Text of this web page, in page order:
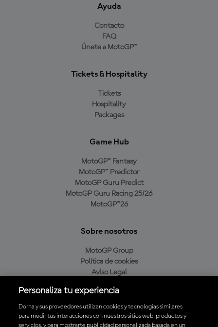
Ayuda
Contacto
FAQ
Únete a MotoGP™
Tickets & Hospitality
Tickets
Hospitality
Packages
Game Hub
MotoGP™ Fantasy
MotoGP™ Predictor
MotoGP Guru Predict
MotoGP Guru Racing 25/26
MotoGP™26
Sobre nosotros
MotoGP Group
Política de cookies
Aviso Legal
Política de compra
Personaliza tu experiencia
Dorna y sus proveedores utilizan cookies y tecnologías similares
para medir tus interacciones con nuestros sitios web, productos y
servicios, y para mostrarte publicidad personalizada basada en un